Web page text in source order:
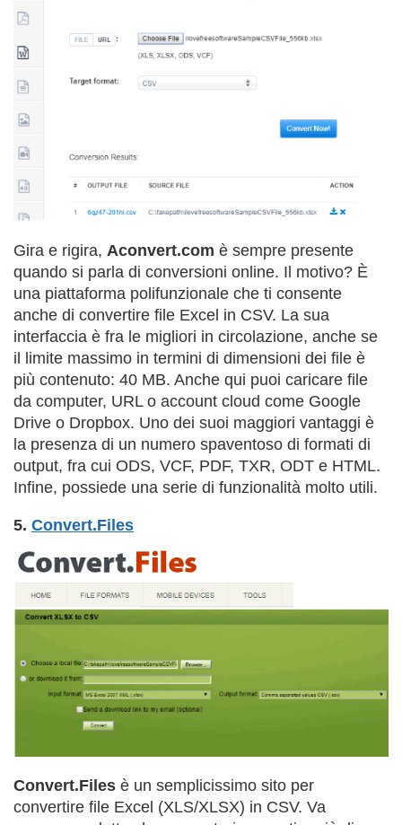
Gira e rigira, Aconvert.com è sempre presente
quando si parla di conversioni online. Il motivo? È
una piattaforma polifunzionale che ti consente
anche di convertire file Excel in CSV. La sua
interfaccia è fra le migliori in circolazione, anche se
il limite massimo in termini di dimensioni dei file è
più contenuto: 40 MB. Anche qui puoi caricare file
da computer, URL o account cloud come Google
Drive o Dropbox. Uno dei suoi maggiori vantaggi è
la presenza di un numero spaventoso di formati di
output, fra cui ODS, VCF, PDF, TXR, ODT e HTML.
Infine, possiede una serie di funzionalità molto utili.
5. Convert.Files
Convert.Files è un semplicissimo sito per
convertire file Excel (XLS/XLSX) in CSV. Va